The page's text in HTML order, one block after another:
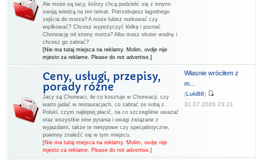
Ale może są tacy, którzy chcą podzielić się z innymi
swoją wiedzą na ten temat. Potrzebujesz łagodnego
zejścia do morza? A może lubisz nurkować czy
wędkować? Chcesz wypożyczyć łódkę i poznać
Chorwację od strony morza? Albo masz skuter wodny i
chcesz go zabrać?
[Nie ma tutaj miejsca na reklamy. Molim, ovdje nije
mjesto za reklame. Please do not advertise.]
Ceny, usługi, przepisy,
porady różne
Jacy są Chorwaci, ile co kosztuje w Chorwacji, czy
warto jadać w restauracjach, co zabrać ze sobą z
Polski, czym najlepiej płacić, na co szczególnie uważać
oraz wszystkie inne pytania i uwagi związane z
wyjazdami, także te nietypowe czy specjalistyczne,
powinny znaleźć się w tym miejscu.
[Nie ma tutaj miejsca na reklamy. Molim, ovdje nije
mjesto za reklame. Please do not advertise.]
Własnie wróciłem z
m...
(Luki88)
31.07.2026 23:21